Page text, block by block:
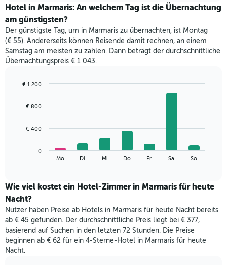
den
durchschnittlichen
Zimmerpreis
im
jeweiligen
Monat
an.
Diagramm
die
Monate
hat
1
Y-
Achse,
die
den
durchschnittlichen
Zimmerpreis
Hotel in Marmaris: An welchem Tag ist die Übernachtung
am günstigsten?
Der günstigste Tag, um in Marmaris zu übernachten, ist Montag
(€ 55). Andererseits können Reisende damit rechnen, an einem
Samstag am meisten zu zahlen. Dann beträgt der durchschnittliche
Übernachtungspreis € 1 043.
with
bars.
folgende
den
durchschnittlichen
Preis
eines
Zimmers
für
den
jeweiligen
Mo Di Mi Do Fr Sa So
0
€ 400
€ 800
€ 1 200
Wie viel kostet ein Hotel-Zimmer in Marmaris für heute
Nacht?
Nutzer haben Preise ab Hotels in Marmaris für heute Nacht bereits
ab € 45 gefunden. Der durchschnittliche Preis liegt bei € 377,
basierend auf Suchen in den letzten 72 Stunden. Die Preise
beginnen ab € 62 für ein 4-Sterne-Hotel in Marmaris für heute
Nacht.